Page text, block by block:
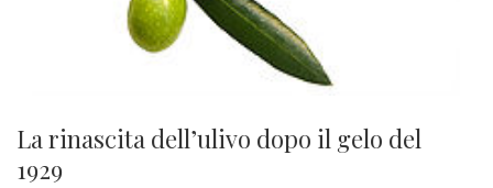
La rinascita dell’ulivo dopo il gelo del
1929